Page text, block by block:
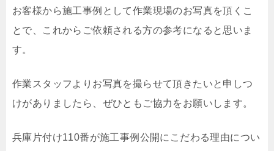
お客様から施工事例として作業現場のお写真を頂くこ
とで、これからご依頼される方の参考になると思いま
す。
作業スタッフよりお写真を撮らせて頂きたいと申しつ
けがありましたら、ぜひともご協力をお願いします。
兵庫片付け110番が施工事例公開にこだわる理由につい